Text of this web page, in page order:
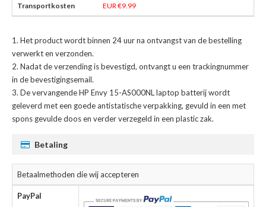
EUR €9.99
Het product wordt binnen 24 uur na ontvangst van de bestelling
verwerkt en verzonden.
Nadat de verzending is bevestigd, ontvangt u een trackingnummer
in de bevestigingsemail.
Devervangende HP Envy 15-AS000NL laptop batterijwordt
geleverd met een goede antistatische verpakking, gevuld in een met
spons gevulde doos en verder verzegeld in een plastic zak.
Betaling
Betaalmethoden die wij accepteren
PayPal